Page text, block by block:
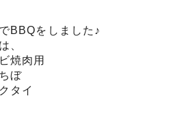
BBQをしました♪
、
焼肉用
ぼ
タイ